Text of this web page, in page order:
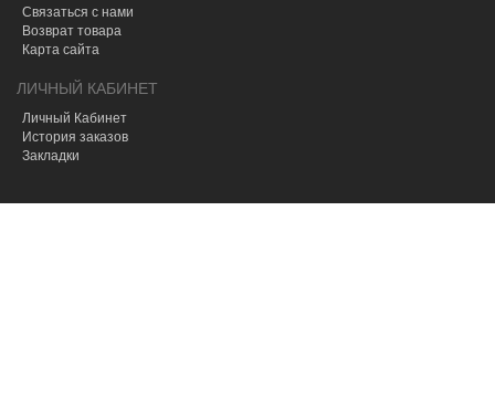
Связаться с нами
Возврат товара
Карта сайта
ЛИЧНЫЙ КАБИНЕТ
Личный Кабинет
История заказов
Закладки